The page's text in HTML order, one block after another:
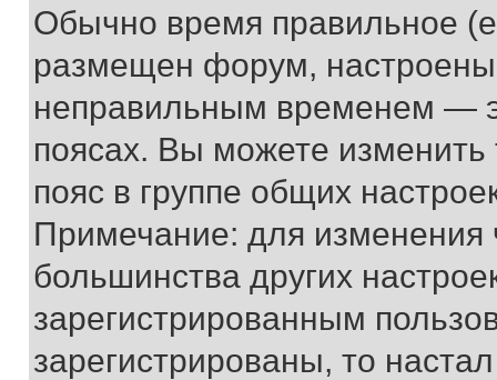
Обычно время правильное
размещен форум, настроены
неправильным временем —
поясах. Вы можете изменить
пояс в группе общих
Примечание: для изменения
большинства других
зарегистрированным
зарегистрированы, то